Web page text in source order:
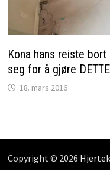
Kona hans reiste
seg for å gjøre
18. mars 2016
Copyright © 2026